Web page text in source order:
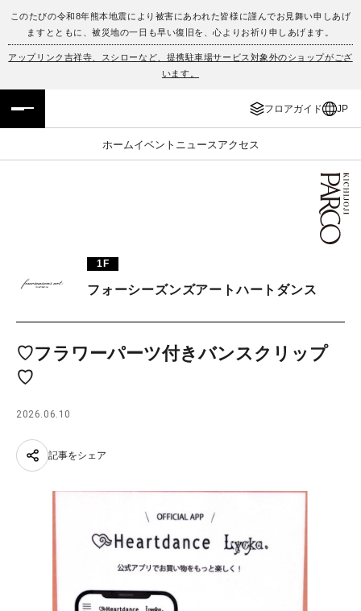
このたびの令和8年熊本地震により被害にあわれた皆様に謹んでお見舞い申しあげ
ますとともに、被災地の一日も早い復旧を、心よりお祈り申しあげます。
アップリンク吉祥寺、スシローなど、提携駐車場サービス対象外のショップがござ
います。
フロアガイド JP
ホームイベント ニュース アクセス
フロアガイド
イベント・ポップアップ
ニュース
PARCOメンバーズ
ENGLISH
簡体字
한국어
1F
フォーシーズンズアートハートダンス
♡フラワーパーツ付きバンスクリップ
♡
2026.06.10
記事をシェア